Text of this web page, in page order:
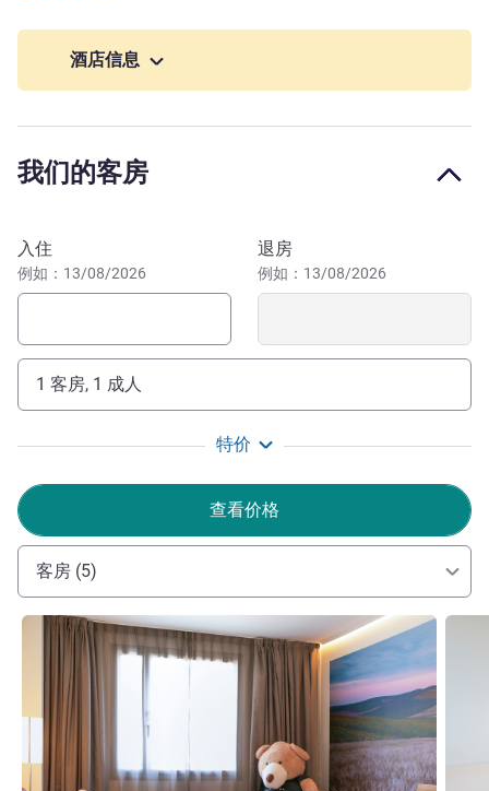
入住本酒店，探索塞维利亚的精彩纷呈。探索时尚的
Nervión 区，这里有热闹的酒吧、美味的餐厅和时尚的商
店，探索塞维利亚的精彩纷呈。您可以体验圣周、四月节，
魔法岛（20 分钟车程）和幻觉博物馆。
塔站，步行 10 分钟即可抵达机场巴士站，乘坐出租车 15
分钟即可抵达机场。酒店提供付费停车场。
这座美丽城市的神奇魅力、文化和美食。享受个性化的服
务，获得难忘的入住体验。
Mrs Marta MUGICA 酒店管理
酒店信息
我们的客房
预订此酒店
入住
例如：13/08/2026
退房
例如：13/08/2026
1 客房, 1 成人
特价
查看价格
客房 (5)
请参阅详情 请参